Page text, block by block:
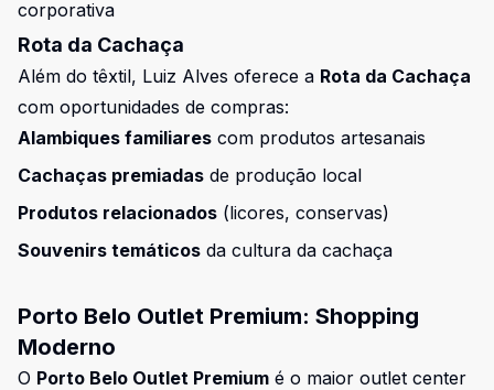
corporativa
Rota da Cachaça
Além do têxtil, Luiz Alves oferece a Rota da Cachaça
com oportunidades de compras:
Alambiques familiares com produtos artesanais
Cachaças premiadas de produção local
Produtos relacionados (licores, conservas)
Souvenirs temáticos da cultura da cachaça
Porto Belo Outlet Premium: Shopping
Moderno
O Porto Belo Outlet Premium é o maior outlet center